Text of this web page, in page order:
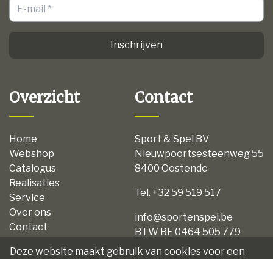
Inschrijven
Overzicht
Home
Webshop
Catalogus
Realisaties
Service
Over ons
Contact
Disclaimer
Contact
Sport & Spel BV
Nieuwpoortsesteenweg 55
8400 Oostende
Tel. +32 59 519 517
info@sportenspel.be
BTW BE 0464 505 779
Deze website maakt gebruik van cookies voor een